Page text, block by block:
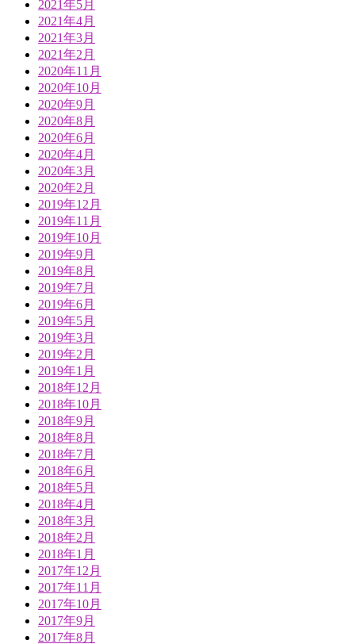
2021年5月
2021年4月
2021年3月
2021年2月
2020年11月
2020年10月
2020年9月
2020年8月
2020年6月
2020年4月
2020年3月
2020年2月
2019年12月
2019年11月
2019年10月
2019年9月
2019年8月
2019年7月
2019年6月
2019年5月
2019年3月
2019年2月
2019年1月
2018年12月
2018年10月
2018年9月
2018年8月
2018年7月
2018年6月
2018年5月
2018年4月
2018年3月
2018年2月
2018年1月
2017年12月
2017年11月
2017年10月
2017年9月
2017年8月